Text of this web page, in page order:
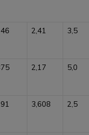
2,41 3,5
2,17 5,0
3,608 2,5